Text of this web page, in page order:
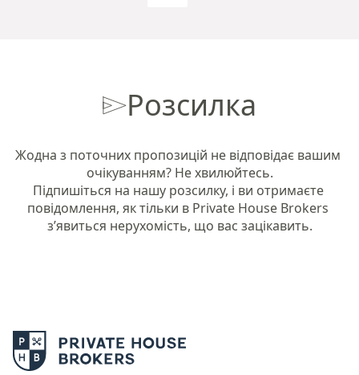
Розсилка
Жодна з поточних пропозицій не відповідає вашим
очікуванням? Не хвилюйтесь.
Підпишіться на нашу розсилку, і ви отримаєте
повідомлення, як тільки в Private House Brokers
з’явиться нерухомість, що вас зацікавить.